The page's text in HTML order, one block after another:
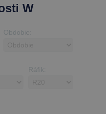
W
Obdobie:
Ráfik: